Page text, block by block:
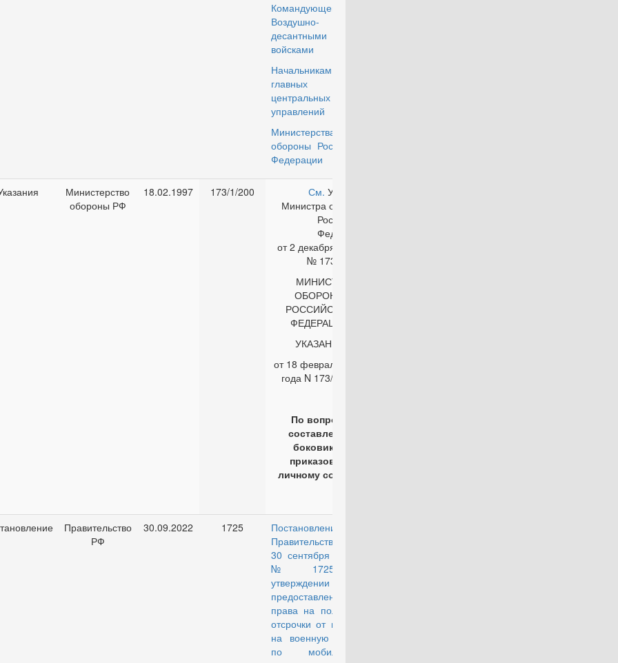
Командующему
Воздушно-
десантными
войсками
Начальникам
главных и
центральных
управлений
Министерства
обороны Российской
Федерации
Министерство
обороны РФ
18.02.1997 173/1/200 См. Указание
Министра обороны
Российской
Федерации
от 2 декабря 2000 г.
№ 173/2/1139
МИНИСТР
ОБОРОНЫ
РОССИЙСКОЙ
ФЕДЕРАЦИИ
УКАЗАНИЕ
от 18 февраля 1997
года N 173/1/200
По вопросу
составления
боковиков
приказов по
личному составу
Правительство
РФ
30.09.2022 1725
Постановление
Правительства РФ от
30 сентября 2022 г.
№ 1725 "Об
утверждении Правил
предоставления
права на получение
отсрочки от призыва
на военную службу
по мобилизации